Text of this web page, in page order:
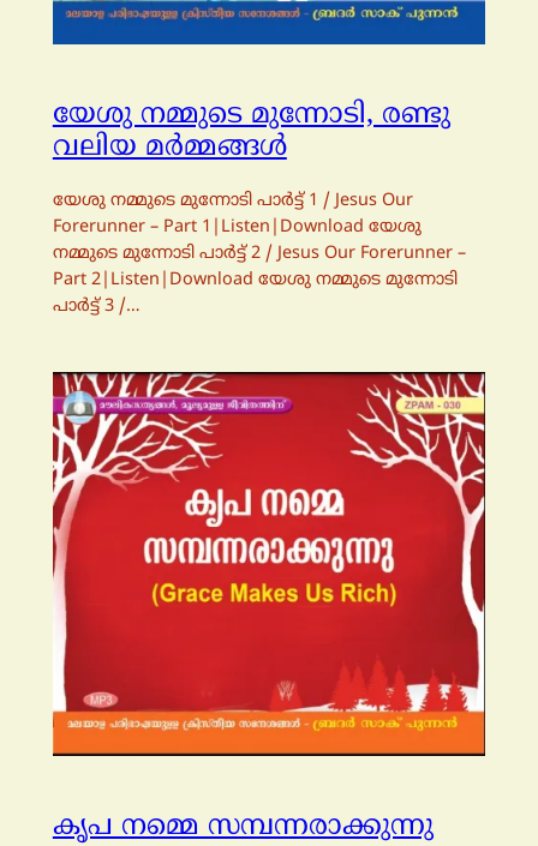
യേശു നമ്മുടെ മുന്നോടി, രണ്ടു
വലിയ മര്‍മ്മങ്ങള്‍
യേശു നമ്മുടെ മുന്നോടി പാര്‍ട്ട്‌ 1 / Jesus Our
Forerunner – Part 1|Listen|Download യേശു
നമ്മുടെ മുന്നോടി പാര്‍ട്ട്‌ 2 / Jesus Our Forerunner –
Part 2|Listen|Download യേശു നമ്മുടെ മുന്നോടി
പാര്‍ട്ട്‌ 3 /…
കൃപ നമ്മെ സമ്പന്നരാക്കുന്നു